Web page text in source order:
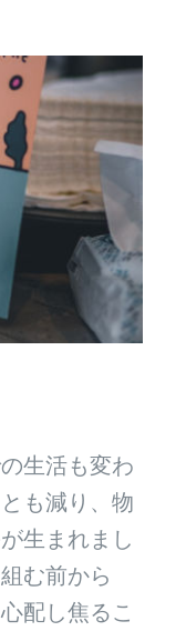
生活も変わ
も減り、物
生まれまし
む前から
配し焦るこ